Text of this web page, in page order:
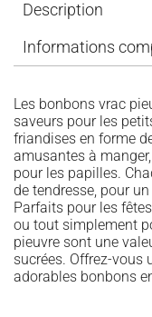
Description
Informations
Les bonbons vrac
saveurs pour les
friandises en forme
amusantes à
pour les papilles.
de tendresse, pour
Parfaits pour les
ou tout simplement
pieuvre sont une
sucrées. Offrez-vous
adorables bonbons